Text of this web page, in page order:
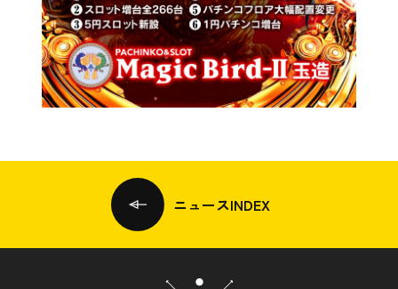
ニュースINDEX